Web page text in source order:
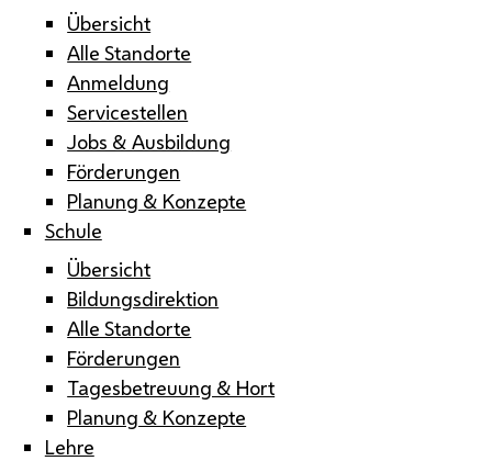
Übersicht
Alle Standorte
Anmeldung
Servicestellen
Jobs & Ausbildung
Förderungen
Planung & Konzepte
Schule
Übersicht
Bildungsdirektion
Alle Standorte
Förderungen
Tagesbetreuung & Hort
Planung & Konzepte
Lehre